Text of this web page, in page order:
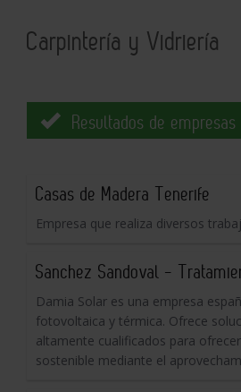
Carpintería y Vidriería
Resultados de
Casas de Madera Tenerife
Empresa que realiza diversos
Sanchez Sandoval -
Damia Solar es una empresa
fotovoltaica y térmica. Ofrece
altamente cualificados para
sostenible mediante el